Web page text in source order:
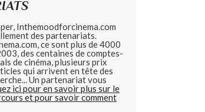
Inthemoodforcinema.com
des partenariats.
ce sont plus de 4000
des centaines de comptes-
de cinéma, plusieurs prix
qui arrivent en tête des
Un partenariat vous
ici pour en savoir plus sur le
et pour savoir comment